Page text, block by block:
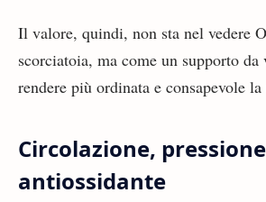
Il valore, quindi, non sta nel vedere
scorciatoia, ma come un supporto
rendere più ordinata e consapevole
Circolazione,
antiossidante